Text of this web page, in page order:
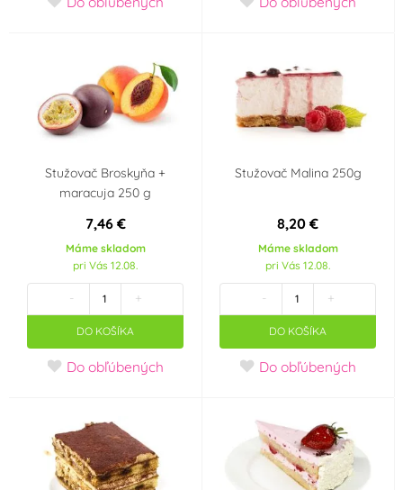
Stužovač Broskyňa +
maracuja 250 g
7,46 €
Máme skladom
pri Vás 12.08.
- +
DO KOŠÍKA
Do obľúbených
Stužovač Malina 250g
8,20 €
Máme skladom
pri Vás 12.08.
- +
DO KOŠÍKA
Do obľúbených